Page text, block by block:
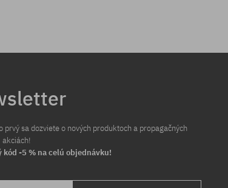
sa dozviete o nových produktoch a propagačných
akciách!
kód -5 % na celú objednávku!